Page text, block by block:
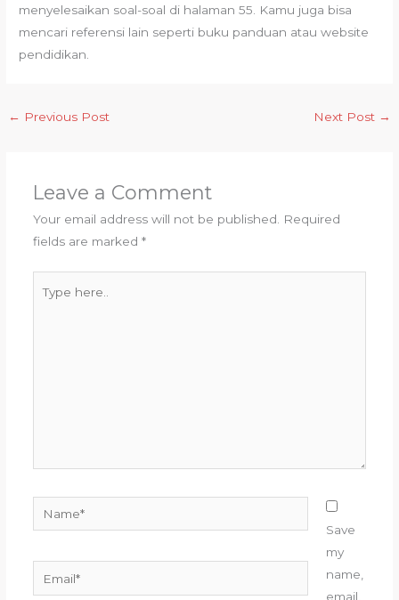
menyelesaikan soal-soal di halaman 55. Kamu juga bisa
mencari referensi lain seperti buku panduan atau website
pendidikan.
← Previous Post Next Post →
Leave a Comment
Your email address will not be published. Required
fields are marked *
here..
Save
my
name,
email,